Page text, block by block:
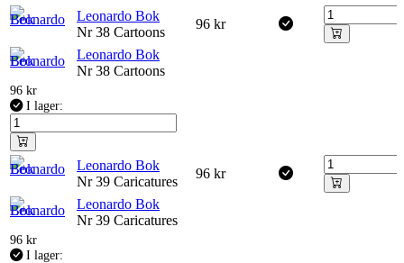
Leonardo Bok
Nr 38 Cartoons
96 kr
Leonardo Bok
Nr 38 Cartoons
96 kr
I lager:
Leonardo Bok
Nr 39 Caricatures
96 kr
Leonardo Bok
Nr 39 Caricatures
96 kr
I lager: